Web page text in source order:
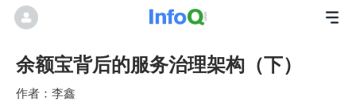
余额宝背后的服务治理架构（下）
李鑫